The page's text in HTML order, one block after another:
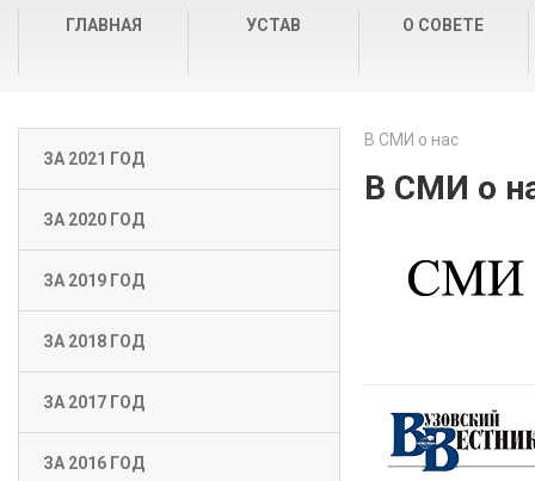
ГЛАВНАЯ УСТАВ О СОВЕТЕ
ЗА 2021 ГОД
ЗА 2020 ГОД
ЗА 2019 ГОД
ЗА 2018 ГОД
ЗА 2017 ГОД
ЗА 2016 ГОД
В СМИ о нас
В СМИ о